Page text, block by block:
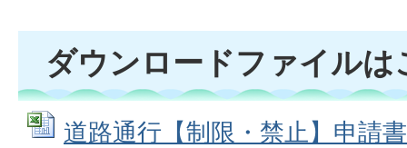
ダウンロードファイルは
道路通行【制限・禁止】申請